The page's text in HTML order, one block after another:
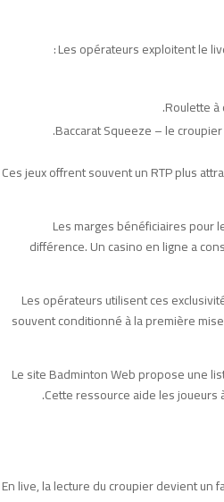
Les opérateurs exploitent le
Roulette
Baccarat Squeeze – le
Ces jeux offrent souvent un RTP plus
Les marges bénéficiaires pour
différence. Un casino en ligne a
Les opérateurs utilisent ces
souvent conditionné à la première
Le site Badminton Web propose une
Cette ressource aide les joueurs
En live, la lecture du croupier devient